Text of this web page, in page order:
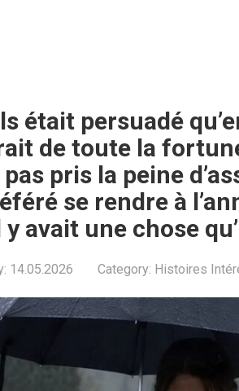
était persuadé
de toute la
pris la peine
se rendre à
y avait une chose
14.05.2026 Category: Histoires